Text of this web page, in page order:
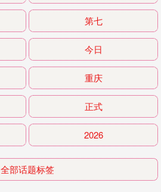
第七
今日
重庆
正式
2026
全部话题标签